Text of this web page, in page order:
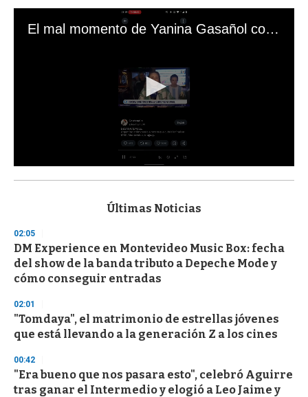
El mal momento de Yanina Gasañol con un hincha argentino en "Subrayado"
s
d
s
o
f
3
s
e
o
d
s
Últimas Noticias
02:05
DM Experience en Montevideo Music Box: fecha
del show de la banda tributo a Depeche Mode y
cómo conseguir entradas
02:01
"Tomdaya", el matrimonio de estrellas jóvenes
que está llevando a la generación Z a los cines
00:42
"Era bueno que nos pasara esto", celebró Aguirre
tras ganar el Intermedio y elogió a Leo Jaime y